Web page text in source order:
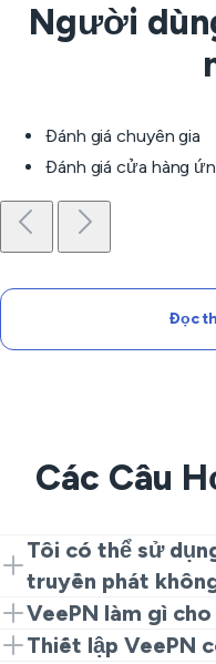
Người
Đánh giá chuyên gia
Đánh giá cửa hàng
Đọc
Các Câu
Tôi có thể sử
truyền phát
Chắc chắn rồi! Chỉ
nơi dịch vụ của bạn
VeePN làm gì
VeePN mã hóa kết
Thiết lập VeePN